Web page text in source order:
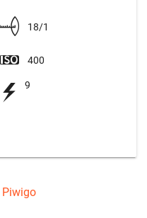
18/1
400
9
Piwigo